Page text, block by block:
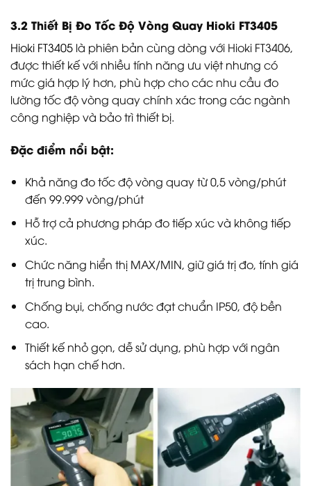
3.2 Thiết Bị Đo Tốc Độ Vòng Quay Hioki FT3405
Hioki FT3405 là phiên bản cùng dòng với Hioki FT3406,
được thiết kế với nhiều tính năng ưu việt nhưng có
mức giá hợp lý hơn, phù hợp cho các nhu cầu đo
lường tốc độ vòng quay chính xác trong các ngành
công nghiệp và bảo trì thiết bị.
Đặc điểm nổi bật:
Khả năng đo tốc độ vòng quay từ 0,5 vòng/phút
đến 99.999 vòng/phút
Hỗ trợ cả phương pháp đo tiếp xúc và không tiếp
xúc.
Chức năng hiển thị MAX/MIN, giữ giá trị đo, tính giá
trị trung bình.
Chống bụi, chống nước đạt chuẩn IP50, độ bền
cao.
Thiết kế nhỏ gọn, dễ sử dụng, phù hợp với ngân
sách hạn chế hơn.